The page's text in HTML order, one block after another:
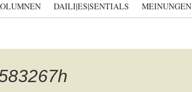
DAILI|ES|SENTIALS MEINUNGEN